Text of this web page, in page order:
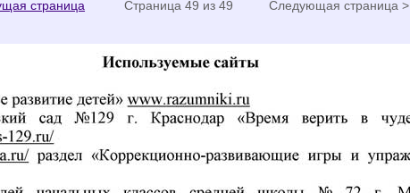
страница Страница 49 из 49 Следующая страница >